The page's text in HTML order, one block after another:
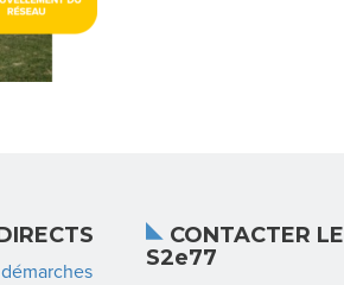
CONTACTER LE
S2e77